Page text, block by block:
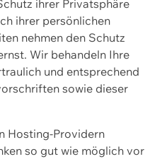
ihrer Privatsphäre
ihrer persönlichen
nehmen den Schutz
Wir behandeln Ihre
und entsprechend
sowie dieser
Hosting-Providern
so gut wie möglich vor